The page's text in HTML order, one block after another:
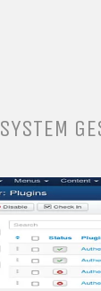
SYSTEM